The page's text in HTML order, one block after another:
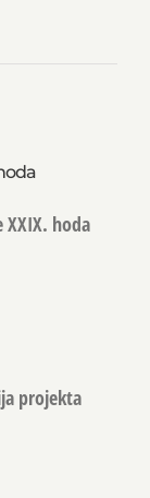
XXIX. hoda
projekta